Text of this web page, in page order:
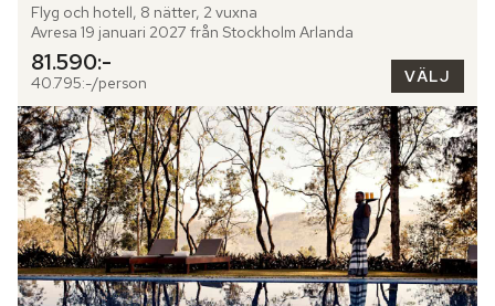
Flyg och hotell, 8 nätter, 2 vuxna
Avresa 19 januari 2027 från Stockholm Arlanda
81.590:-
40.795:-/person VÄLJ